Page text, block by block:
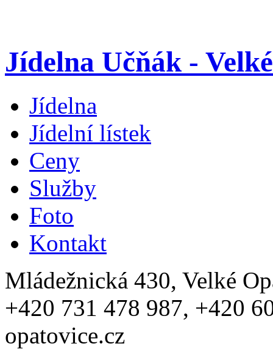
Jídelna Učňák -
Jídelna
Jídelní lístek
Ceny
Služby
Foto
Kontakt
Mládežnická 430, Velké
+420 731 478 987, +420
opatovice.cz